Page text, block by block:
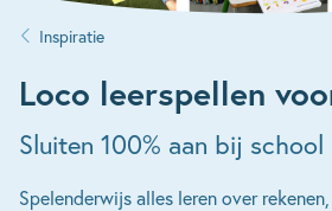
Inspiratie
Loco leerspellen
Sluiten 100% aan bij school
Spelenderwijs alles leren over